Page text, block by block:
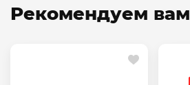
Рекомендуем вам